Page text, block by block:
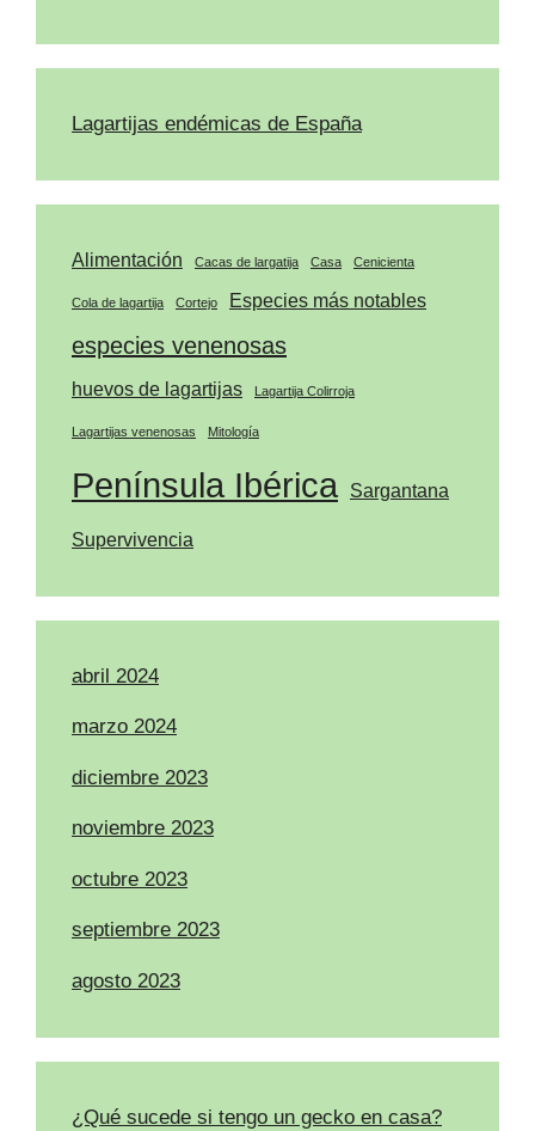
Lagartijas endémicas de España
Alimentación Cacas de largatija Casa Cenicienta
Cola de lagartija Cortejo Especies más notables
especies venenosas
huevos de lagartijas Lagartija Colirroja
Lagartijas venenosas Mitología
Península Ibérica Sargantana
Supervivencia
abril 2024
marzo 2024
diciembre 2023
noviembre 2023
octubre 2023
septiembre 2023
agosto 2023
¿Qué sucede si tengo un gecko en casa?